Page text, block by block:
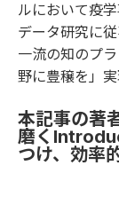
ルにおいて疫
データ研究に
一流の知のプ
野に豊穣を」
本記事の著
磨く
つけ、効率